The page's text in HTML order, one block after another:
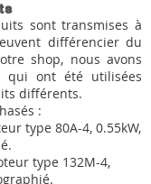
sont transmises à
différencier du
shop, nous avons
qui ont été utilisées
différents.
:
type 80A-4, 0.55kW,
type 132M-4,